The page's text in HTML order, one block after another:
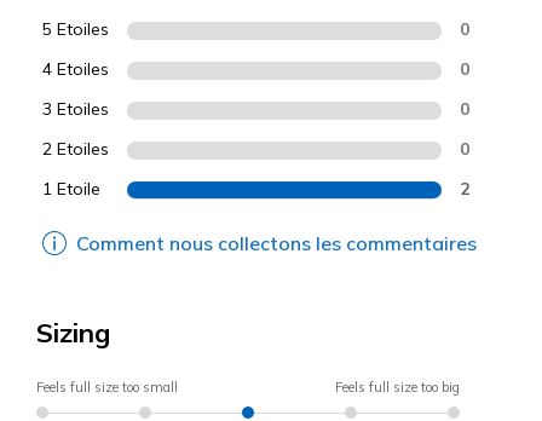
5 Etoiles 0
4 Etoiles 0
3 Etoiles 0
2 Etoiles 0
1 Etoile 2
Comment nous collectons les commentaires
Sizing
Feels full size too small Feels full size too big